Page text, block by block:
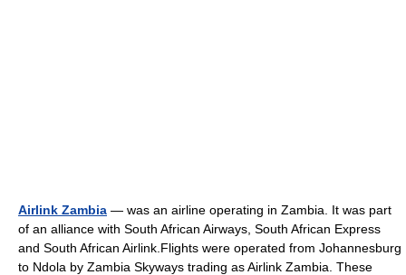
Airlink Zambia — was an airline operating in Zambia. It was part
of an alliance with South African Airways, South African Express
and South African Airlink.Flights were operated from Johannesburg
to Ndola by Zambia Skyways trading as Airlink Zambia. These